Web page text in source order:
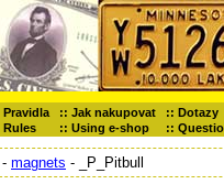
Pravidla :: Jak nakupovat :: Dotazy
Rules :: Using e-shop ::
- magnets - _P_Pitbull